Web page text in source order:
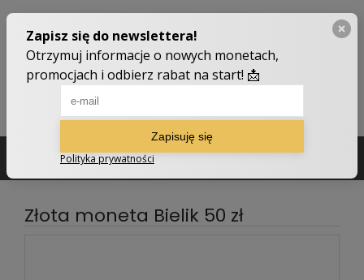
Złota moneta Bielik 50 zł